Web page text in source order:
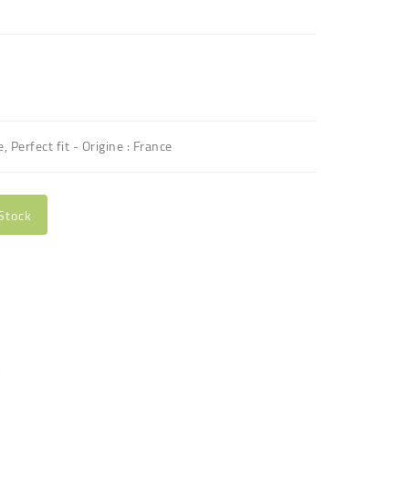
Perfect fit - Origine : France